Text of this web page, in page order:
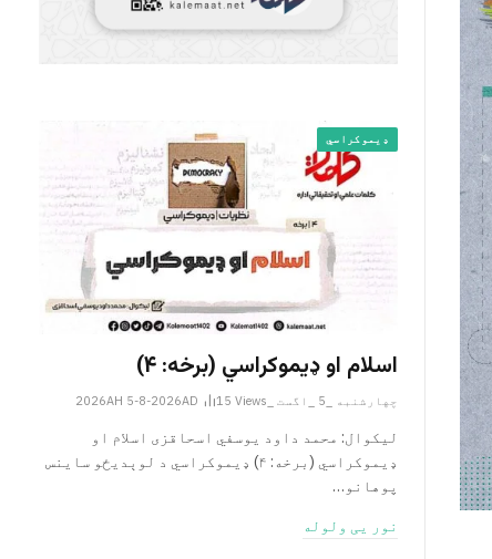
ډیموکراسي
اسلام او ډیموکراسي (برخه: ۴)
چهارشنبه _5 _اگست _2026AH 5-8-2026AD 15 Views
لیکوال: محمد داود یوسفي اسحاقزی اسلام او
ډیموکراسي (برخه: ۴) ډیموکراسي د لوېدیځو ساینس
پوهانو…
نور یی ولوله